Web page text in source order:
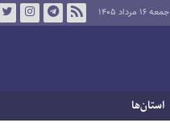
جمعه ۱۶ مرداد ۱۴۰۵
استان‌ها